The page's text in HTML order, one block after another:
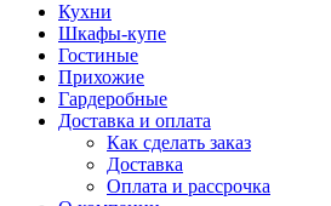
Кухни
Шкафы-купе
Гостиные
Прихожие
Гардеробные
Доставка и оплата
Как сделать заказ
Доставка
Оплата и рассрочка